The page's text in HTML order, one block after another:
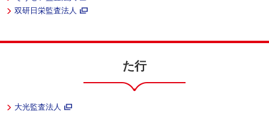
双研日栄監査法人
た行
大光監査法人